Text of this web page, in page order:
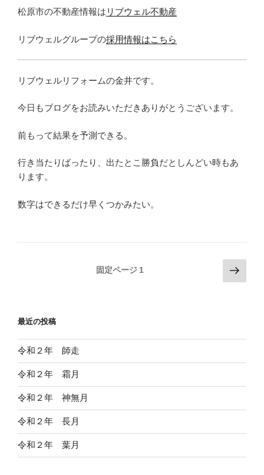
松原市の不動産情報は リブウェル不動産
リブウェルグループの採用情報はこちら
リブウェルリフォームの金井です。
今日もブログをお読みいただきありがとうございます。
前もって結果を予測できる。
行き当たりばったり、出たとこ勝負だとしんどい時もあ
ります。
数字はできるだけ早くつかみたい。
ペ
ジ
送
り
固定ページ 1
次
の
最近の投稿
令和２年 師走
令和２年 霜月
令和２年 神無月
令和２年 長月
令和２年 葉月